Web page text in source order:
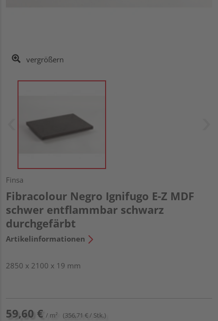
vergrößern
Finsa
Fibracolour Negro Ignifugo E-Z MDF
schwer entflammbar schwarz
durchgefärbt
Artikelinformationen
2850 x 2100 x 19 mm
59,60 € / m² (356,71 € / Stk.)